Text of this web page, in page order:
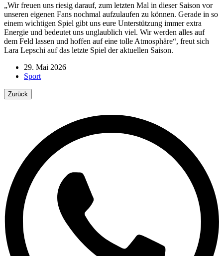
„Wir freuen uns riesig darauf, zum letzten Mal in dieser Saison vor
unseren eigenen Fans nochmal aufzulaufen zu können. Gerade in so
einem wichtigen Spiel gibt uns eure Unterstützung immer extra
Energie und bedeutet uns unglaublich viel. Wir werden alles auf
dem Feld lassen und hoffen auf eine tolle Atmosphäre“, freut sich
Lara Lepschi auf das letzte Spiel der aktuellen Saison.
29. Mai 2026
Sport